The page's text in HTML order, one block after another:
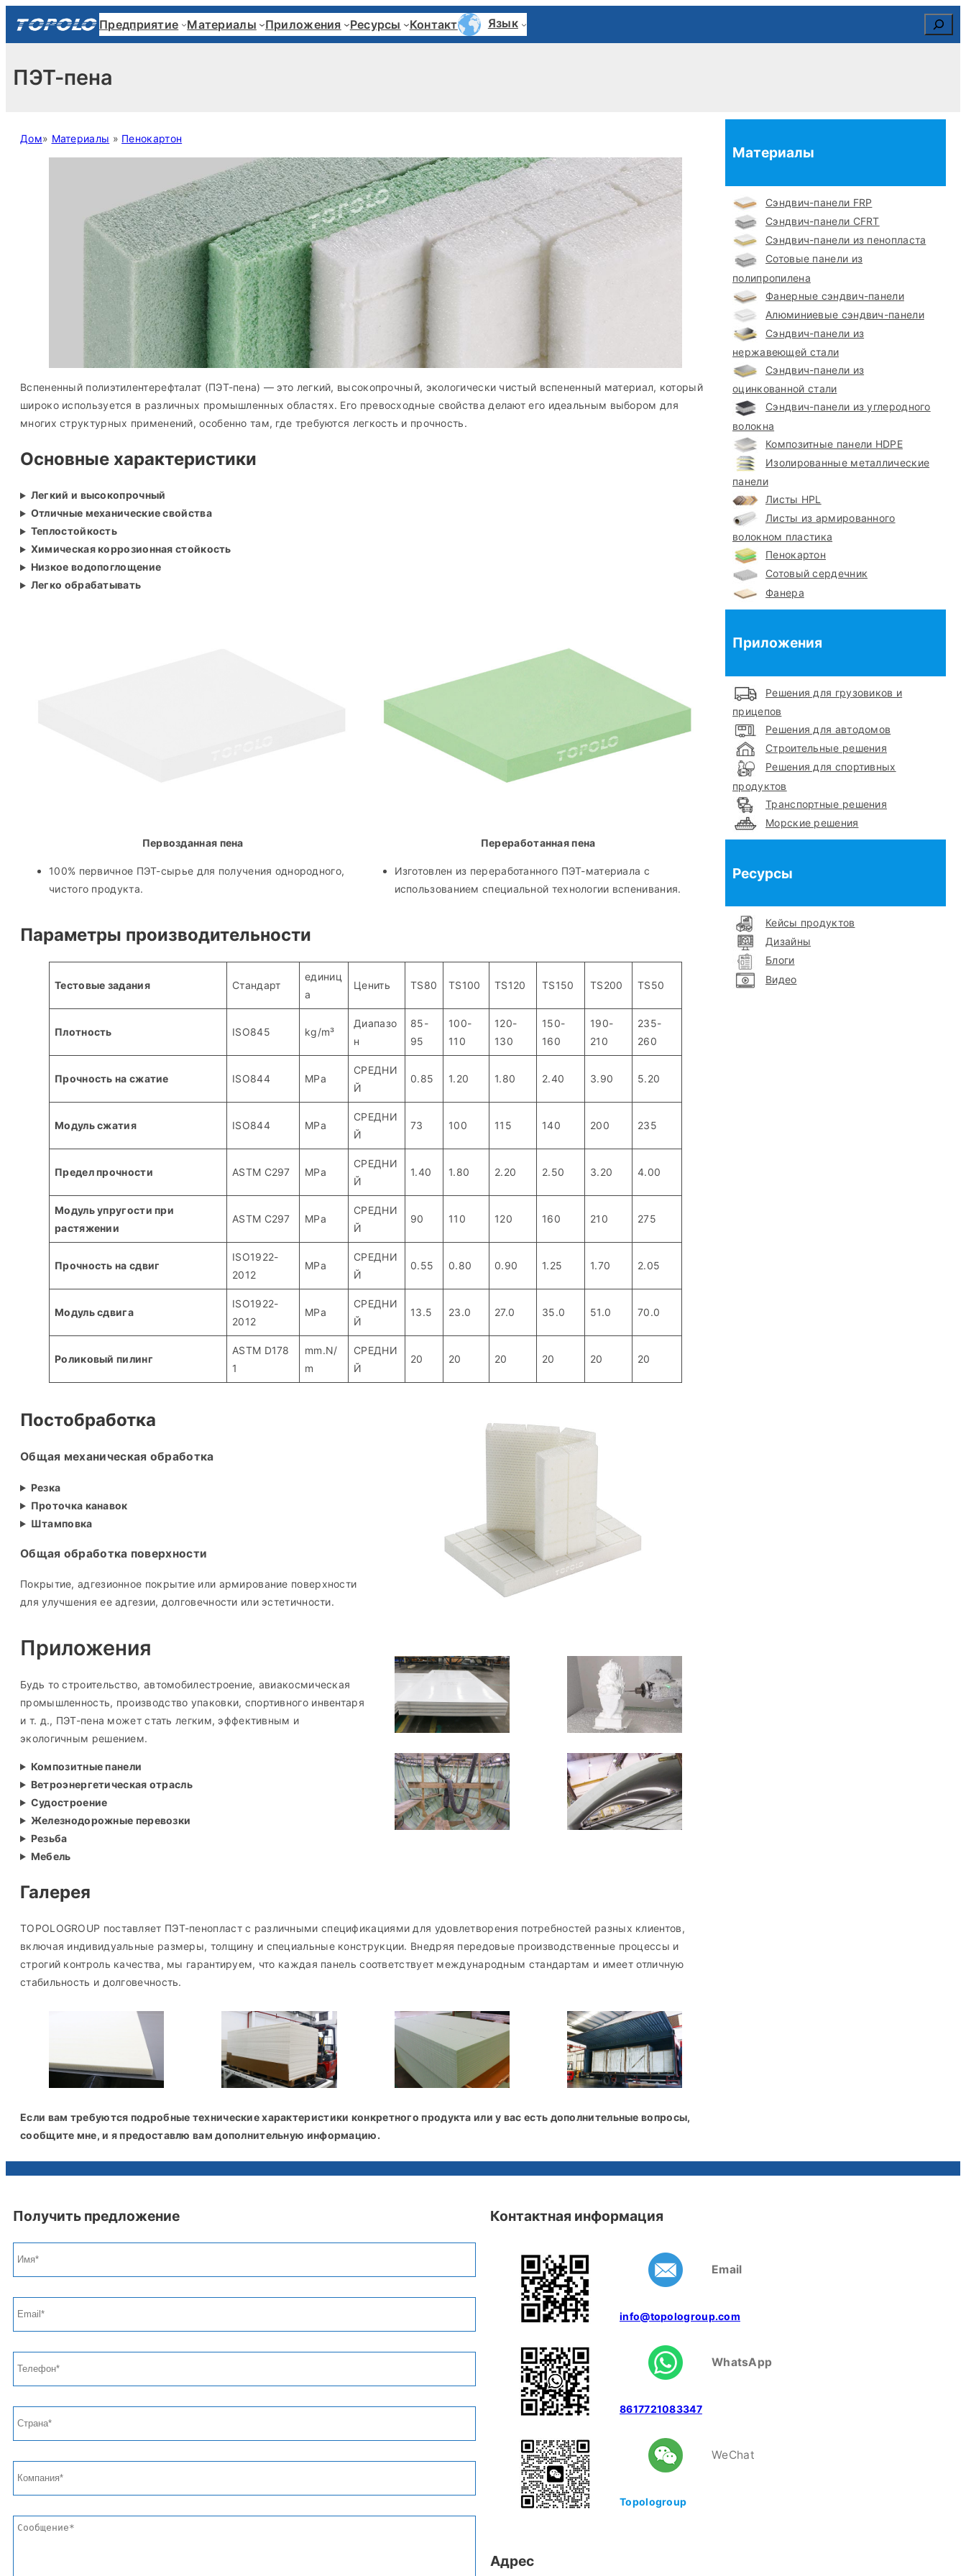
Предприятие Материалы Приложения Ресурсы Контакт Язык Search
ПЭТ-пена
Дом» Материалы » Пенокартон
Вспененный полиэтилентерефталат (ПЭТ-пена) — это легкий, высокопрочный, экологически чистый вспененный материал, который
широко используется в различных промышленных областях. Его превосходные свойства делают его идеальным выбором для
многих структурных применений, особенно там, где требуются легкость и прочность.
Основные характеристики
Легкий и высокопрочный
Отличные механические свойства
Теплостойкость
Химическая коррозионная стойкость
Низкое водопоглощение
Легко обрабатывать
Первозданная пена
100% первичное ПЭТ-сырье для получения однородного,
чистого продукта.
Переработанная пена
Изготовлен из переработанного ПЭТ-материала с
использованием специальной технологии вспенивания.
Параметры производительности
Тестовые задания Стандарт
единиц
а
Ценить TS80 TS100 TS120 TS150 TS200 TS50
Плотность ISO845 kg/m³
Диапазо
н
85-
95
100-
110
120-
130
150-
160
190-
210
235-
260
Прочность на сжатие ISO844 MPa
СРЕДНИ
Й
0.85 1.20 1.80 2.40 3.90 5.20
Модуль сжатия ISO844 MPa
СРЕДНИ
Й
73 100 115 140 200 235
Предел прочности ASTM C297 MPa
СРЕДНИ
Й
1.40 1.80 2.20 2.50 3.20 4.00
Модуль упругости при
растяжении
ASTM C297 MPa
СРЕДНИ
Й
90 110 120 160 210 275
Прочность на сдвиг
ISO1922-
2012
MPa
СРЕДНИ
Й
0.55 0.80 0.90 1.25 1.70 2.05
Модуль сдвига
ISO1922-
2012
MPa
СРЕДНИ
Й
13.5 23.0 27.0 35.0 51.0 70.0
Роликовый пилинг
ASTM D178
1
mm.N/
m
СРЕДНИ
Й
20 20 20 20 20 20
Постобработка
Общая механическая обработка
Резка
Проточка канавок
Штамповка
Общая обработка поверхности
Покрытие, адгезионное покрытие или армирование поверхности
для улучшения ее адгезии, долговечности или эстетичности.
Приложения
Будь то строительство, автомобилестроение, авиакосмическая
промышленность, производство упаковки, спортивного инвентаря
и т. д., ПЭТ-пена может стать легким, эффективным и
экологичным решением.
Композитные панели
Ветроэнергетическая отрасль
Судостроение
Железнодорожные перевозки
Резьба
Мебель
Галерея
TOPOLOGROUP поставляет ПЭТ-пенопласт с различными спецификациями для удовлетворения потребностей разных клиентов,
включая индивидуальные размеры, толщину и специальные конструкции. Внедряя передовые производственные процессы и
строгий контроль качества, мы гарантируем, что каждая панель соответствует международным стандартам и имеет отличную
стабильность и долговечность.
Если вам требуются подробные технические характеристики конкретного продукта или у вас есть дополнительные вопросы,
сообщите мне, и я предоставлю вам дополнительную информацию.
Материалы
Сэндвич-панели FRP
Сэндвич-панели CFRT
Сэндвич-панели из пенопласта
Сотовые панели из
полипропилена
Фанерные сэндвич-панели
Алюминиевые сэндвич-панели
Сэндвич-панели из
нержавеющей стали
Сэндвич-панели из
оцинкованной стали
Сэндвич-панели из углеродного
волокна
Композитные панели HDPE
Изолированные металлические
панели
Листы HPL
Листы из армированного
волокном пластика
Пенокартон
Сотовый сердечник
Фанера
Приложения
Решения для грузовиков и
прицепов
Решения для автодомов
Строительные решения
Решения для спортивных
продуктов
Транспортные решения
Морские решения
Ресурсы
Кейсы продуктов
Дизайны
Блоги
Видео
Получить предложение Контактная информация
Email
info@topologroup.com
WhatsApp
8617721083347
WeChat
Topologroup
Адрес